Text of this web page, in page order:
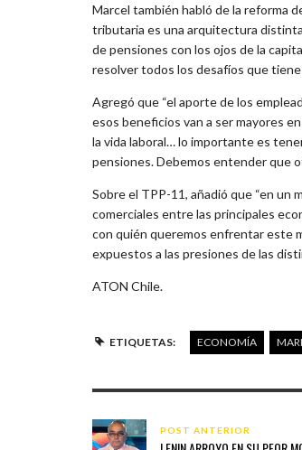
Marcel también habló de la reforma
tributaria es una arquitectura
de pensiones con los ojos de la
resolver todos los desafíos que
Agregó que “el aporte de los
esos beneficios van a ser mayores
la vida laboral… lo importante es
pensiones. Debemos entender que
Sobre el TPP-11, añadió que “en un
comerciales entre las principales
con quién queremos enfrentar este
expuestos a las presiones de las
ATON Chile.
ETIQUETAS: ECONOMÍA
POST ANTERIOR